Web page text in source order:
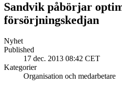
Sandvik påbörjar
försörjningskedjan
Nyhet
Published
17 dec. 2013 08:42 CET
Kategorier
Organisation och medarbetare